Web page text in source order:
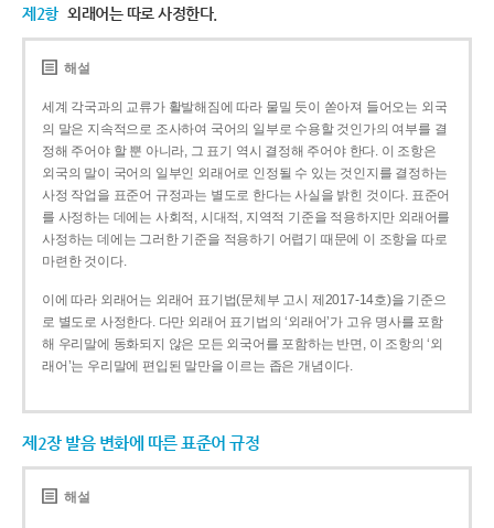
제2항 외래어는 따로 사정한다.
해설
세계 각국과의 교류가 활발해짐에 따라 물밀 듯이 쏟아져 들어오는 외국
의 말은 지속적으로 조사하여 국어의 일부로 수용할 것인가의 여부를 결
정해 주어야 할 뿐 아니라, 그 표기 역시 결정해 주어야 한다. 이 조항은
외국의 말이 국어의 일부인 외래어로 인정될 수 있는 것인지를 결정하는
사정 작업을 표준어 규정과는 별도로 한다는 사실을 밝힌 것이다. 표준어
를 사정하는 데에는 사회적, 시대적, 지역적 기준을 적용하지만 외래어를
사정하는 데에는 그러한 기준을 적용하기 어렵기 때문에 이 조항을 따로
마련한 것이다.
이에 따라 외래어는 외래어 표기법(문체부 고시 제2017-14호)을 기준으
로 별도로 사정한다. 다만 외래어 표기법의 ‘외래어’가 고유 명사를 포함
해 우리말에 동화되지 않은 모든 외국어를 포함하는 반면, 이 조항의 ‘외
래어’는 우리말에 편입된 말만을 이르는 좁은 개념이다.
제2장 발음 변화에 따른 표준어 규정
해설